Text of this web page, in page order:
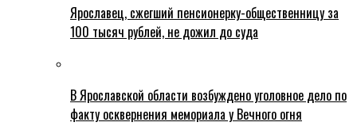
Ярославец, сжегший пенсионерку-общественницу за
100 тысяч рублей, не дожил до суда
В Ярославской области возбуждено уголовное дело по
факту осквернения мемориала у Вечного огня